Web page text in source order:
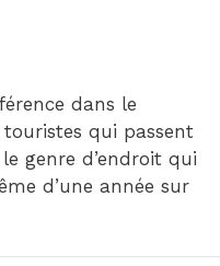
dans le
qui passent
genre d’endroit qui
d’une année sur